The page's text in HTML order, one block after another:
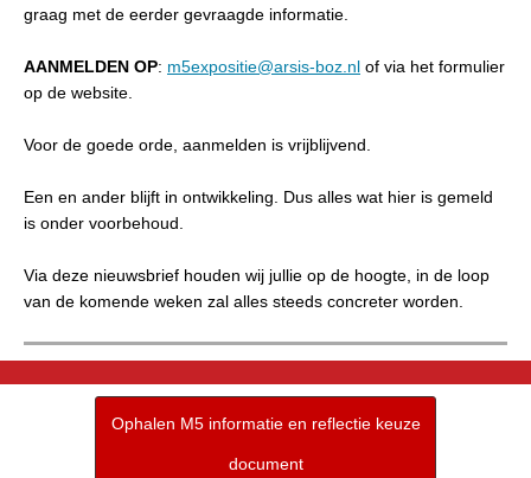
graag met de eerder gevraagde informatie.
AANMELDEN OP: m5expositie@arsis-boz.nl of via het formulier
op de website.
Voor de goede orde, aanmelden is vrijblijvend.
Een en ander blijft in ontwikkeling. Dus alles wat hier is gemeld
is onder voorbehoud.
Via deze nieuwsbrief houden wij jullie op de hoogte, in de loop
van de komende weken zal alles steeds concreter worden.
Ophalen M5 informatie en reflectie keuze
document